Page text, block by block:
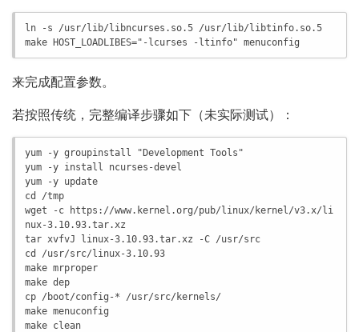
ln -s /usr/lib/libncurses.so.5 /usr/lib/libtinfo.so.5
make HOST_LOADLIBES="-lcurses -ltinfo" menuconfig
来完成配置参数。
若按照传统，完整编译步骤如下（未实际测试）：
yum -y groupinstall "Development Tools"
yum -y install ncurses-devel
yum -y update
cd /tmp
wget -c https://www.kernel.org/pub/linux/kernel/v3.x/li
nux-3.10.93.tar.xz
tar xvfvJ linux-3.10.93.tar.xz -C /usr/src
cd /usr/src/linux-3.10.93
make mrproper
make dep
cp /boot/config-* /usr/src/kernels/
make menuconfig
make clean